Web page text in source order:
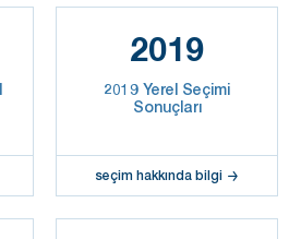
2019
2019 Yerel Seçimi
Sonuçları
seçim hakkında bilgi